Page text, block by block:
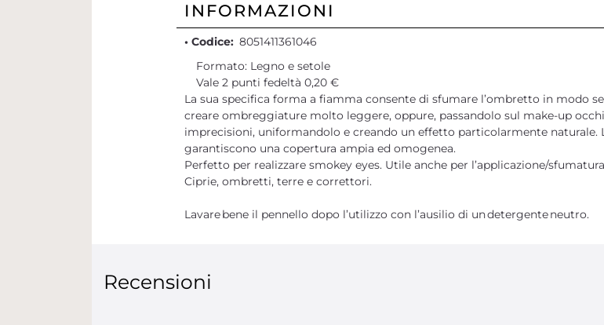
INFORMAZIONI
• Codice: 8051411361046
Formato: Legno e setole
Vale 2 punti fedeltà 0,20 €
La sua specifica forma a fiamma consente di sfumare l’ombretto in modo
creare ombreggiature molto leggere, oppure, passandolo sul make-up
imprecisioni, uniformandolo e creando un effetto particolarmente naturale.
garantiscono una copertura ampia ed omogenea.
Perfetto per realizzare smokey eyes. Utile anche per l’applicazione/
Ciprie, ombretti, terre e correttori.
Lavare bene il pennello dopo l’utilizzo con l’ausilio di un detergente neutro.
Recensioni